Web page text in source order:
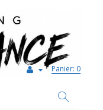
Panier: 0